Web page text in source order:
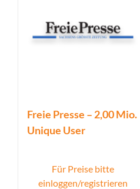
Freie Presse – 2,00 Mio.
Unique User
Für Preise bitte
einloggen/registrieren